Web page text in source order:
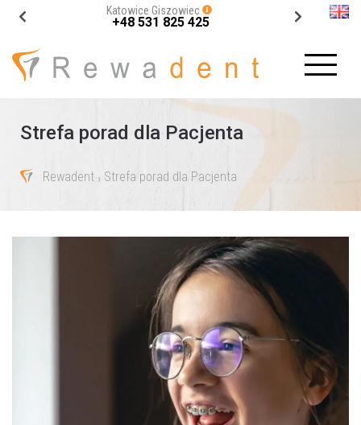
Katowice Giszowiec
+48 531 825 425
Strefa porad dla Pacjenta
Rewadent › Strefa porad dla Pacjenta